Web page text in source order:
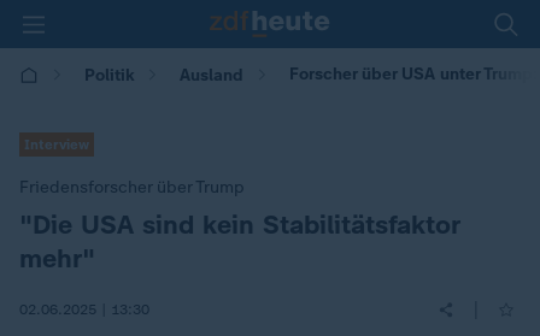
Politik Ausland Forscher über USA unter
Interview
Friedensforscher über Trump
:"Die USA sind kein Stabilitätsfaktor
mehr"
02.06.2025 | 13:30